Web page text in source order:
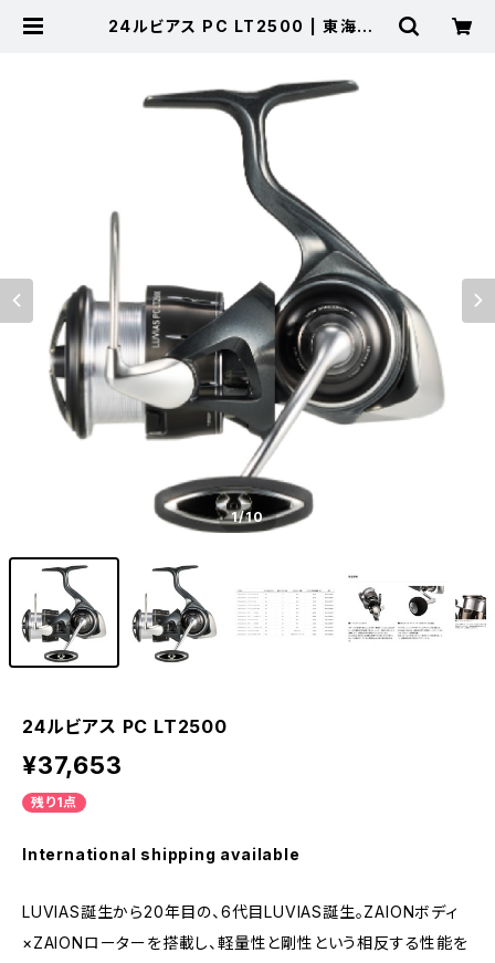
24ルビアス PC LT2500 | 東海つり
1/10
24ルビアス PC LT2500
¥37,653
残り1点
International shipping available
LUVIAS誕生から20年目の、6代目LUVIAS誕生。ZAIONボディ
×ZAIONローターを搭載し、軽量性と剛性という相反する性能を